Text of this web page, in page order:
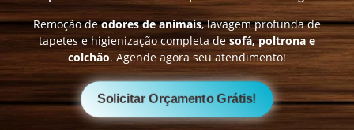
Remoção deodores de animais, lavagem profunda de
tapetes e higienização completa desofá, poltrona e
colchão. Agende agora seu atendimento!
Solicitar Orçamento Grátis!